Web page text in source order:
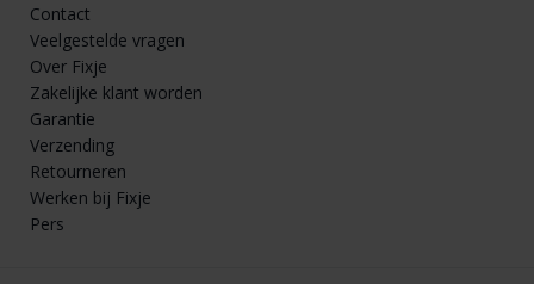
Contact
Veelgestelde vragen
Over Fixje
Zakelijke klant worden
Garantie
Verzending
Retourneren
Werken bij Fixje
Pers